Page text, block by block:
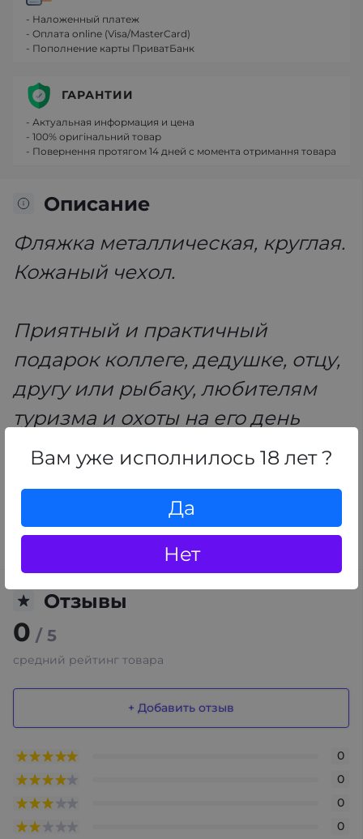
Вам уже исполнилось 18 лет ?
Да
Нет
Описание
Фляжка металлическая, круглая.
Кожаный чехол.
Приятный и практичный
подарок коллеге, дедушке, отцу,
другу или рыбаку, любителям
туризма и охоты на его день
рождения, 23 февраля.
Подходит для военных,
водителей, туристов, рыбаков и
любителей путешествий.
Отзывы
0 / 5
средний рейтинг товара
+ Добавить отзыв
0
0
0
0
- Наложенный платеж
- Оплата online (Visa/MasterCard)
- Пополнение карты ПриватБанк
ГАРАНТИИ
- Актуальная информация и цена
- 100% оригінальний товар
- Повернення протягом 14 дней с момента отримання товара